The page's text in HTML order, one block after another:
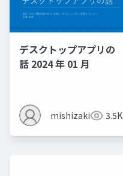
デスクトップアプリの
話 2024 年 01 月
mishizaki 3.5K